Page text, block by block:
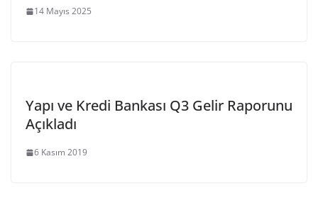
14 Mayıs 2025
Yapı ve Kredi Bankası Q3 Gelir Raporunu
Açıkladı
6 Kasım 2019